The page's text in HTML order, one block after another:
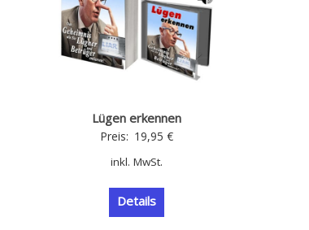
Lügen erkennen
Preis: 19,95 €
inkl. MwSt.
Details